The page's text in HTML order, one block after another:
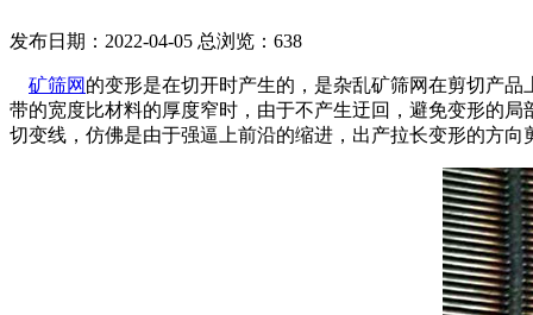
发布日期：2022-04-05 总浏览： 638
矿筛网 的变形是在切开时产生的，是杂乱矿筛网在剪切产
带的宽度比材料的厚度窄时，由于不产生迂回，避免变形的
切变线，仿佛是由于强逼上前沿的缩进，出产拉长变形的方